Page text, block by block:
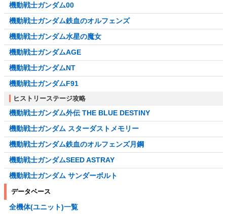
機動戦士ガンダム00
機動戦士ガンダム鉄血のオルフェンズ
機動戦士ガンダム水星の魔女
機動戦士ガンダムAGE
機動戦士ガンダムNT
機動戦士ガンダムF91
ヒストリーステージ攻略
機動戦士ガンダム外伝 THE BLUE DESTINY
機動戦士ガンダム スターダストメモリー
機動戦士ガンダム鉄血のオルフェンズ月鋼
機動戦士ガンダムSEED ASTRAY
機動戦士ガンダム サンダーボルト
データベース
全機体(ユニット)一覧